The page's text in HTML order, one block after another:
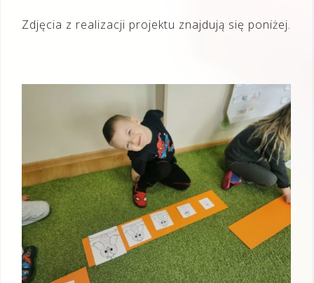
Zdjęcia z realizacji projektu znajdują się poniżej.